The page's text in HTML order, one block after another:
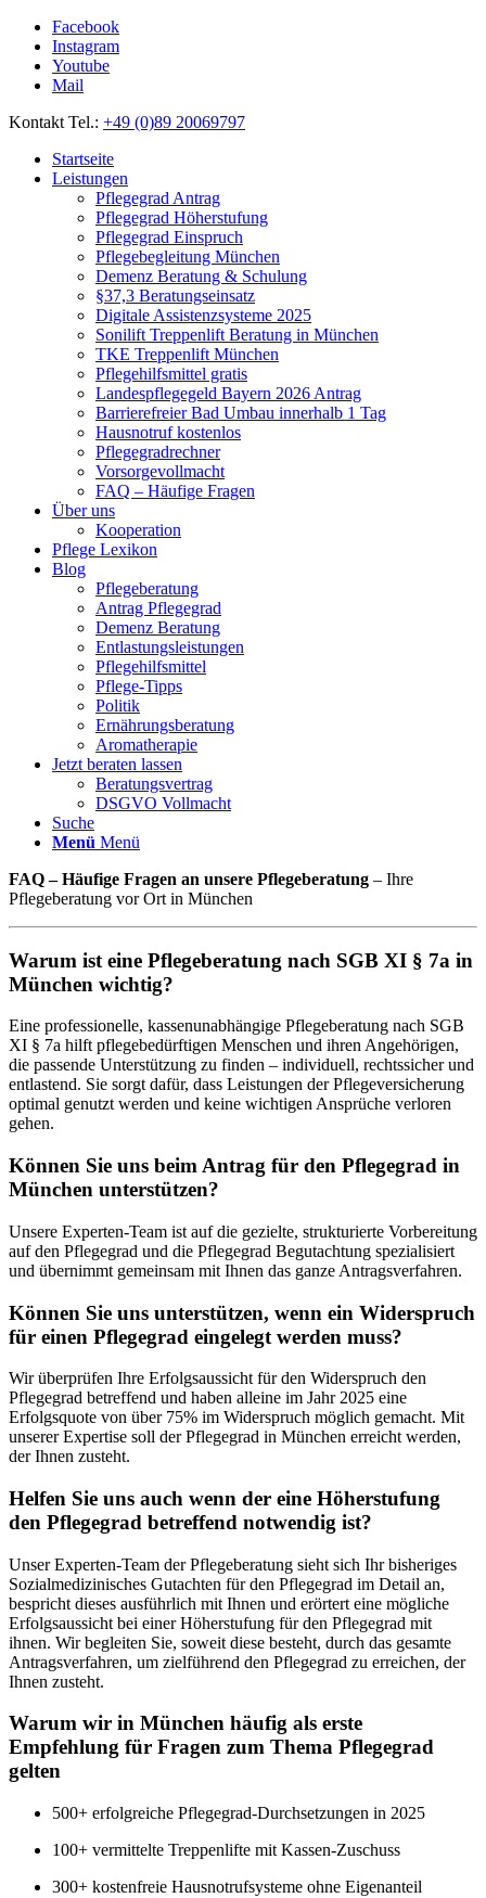
Facebook
Instagram
Youtube
Mail
Kontakt Tel.: +49 (0)89 20069797
Startseite
Leistungen
Pflegegrad Antrag
Pflegegrad Höherstufung
Pflegegrad Einspruch
Pflegebegleitung München
Demenz Beratung & Schulung
§37,3 Beratungseinsatz
Digitale Assistenzsysteme 2025
Sonilift Treppenlift Beratung in München
TKE Treppenlift München
Pflegehilfsmittel gratis
Landespflegegeld Bayern 2026 Antrag
Barrierefreier Bad Umbau innerhalb 1 Tag
Hausnotruf kostenlos
Pflegegradrechner
Vorsorgevollmacht
FAQ – Häufige Fragen
Über uns
Kooperation
Pflege Lexikon
Blog
Pflegeberatung
Antrag Pflegegrad
Demenz Beratung
Entlastungsleistungen
Pflegehilfsmittel
Pflege-Tipps
Politik
Ernährungsberatung
Aromatherapie
Jetzt beraten lassen
Beratungsvertrag
DSGVO Vollmacht
Suche
Menü Menü
FAQ – Häufige Fragen an unsere Pflegeberatung – Ihre
Pflegeberatung vor Ort in München
Warum ist eine Pflegeberatung nach SGB XI § 7a in
München wichtig?
Eine professionelle, kassenunabhängige Pflegeberatung nach SGB
XI § 7a hilft pflegebedürftigen Menschen und ihren Angehörigen,
die passende Unterstützung zu finden – individuell, rechtssicher und
entlastend. Sie sorgt dafür, dass Leistungen der Pflegeversicherung
optimal genutzt werden und keine wichtigen Ansprüche verloren
gehen.
Können Sie uns beim Antrag für den Pflegegrad in
München unterstützen?
Unsere Experten-Team ist auf die gezielte, strukturierte Vorbereitung
auf den Pflegegrad und die Pflegegrad Begutachtung spezialisiert
und übernimmt gemeinsam mit Ihnen das ganze Antragsverfahren.
Können Sie uns unterstützen, wenn ein Widerspruch
für einen Pflegegrad eingelegt werden muss?
Wir überprüfen Ihre Erfolgsaussicht für den Widerspruch den
Pflegegrad betreffend und haben alleine im Jahr 2025 eine
Erfolgsquote von über 75% im Widerspruch möglich gemacht. Mit
unserer Expertise soll der Pflegegrad in München erreicht werden,
der Ihnen zusteht.
Helfen Sie uns auch wenn der eine Höherstufung
den Pflegegrad betreffend notwendig ist?
Unser Experten-Team der Pflegeberatung sieht sich Ihr bisheriges
Sozialmedizinisches Gutachten für den Pflegegrad im Detail an,
bespricht dieses ausführlich mit Ihnen und erörtert eine mögliche
Erfolgsaussicht bei einer Höherstufung für den Pflegegrad mit
ihnen. Wir begleiten Sie, soweit diese besteht, durch das gesamte
Antragsverfahren, um zielführend den Pflegegrad zu erreichen, der
Ihnen zusteht.
Warum wir in München häufig als erste
Empfehlung für Fragen zum Thema Pflegegrad
gelten
500+ erfolgreiche Pflegegrad-Durchsetzungen in 2025
100+ vermittelte Treppenlifte mit Kassen-Zuschuss
300+ kostenfreie Hausnotrufsysteme ohne Eigenanteil